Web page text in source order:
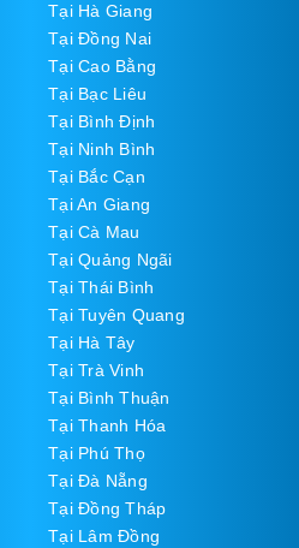
Tại Hà Giang
Tại Đồng Nai
Tại Cao Bằng
Tại Bạc Liêu
Tại Bình Định
Tại Ninh Bình
Tại Bắc Cạn
Tại An Giang
Tại Cà Mau
Tại Quảng Ngãi
Tại Thái Bình
Tại Tuyên Quang
Tại Hà Tây
Tại Trà Vinh
Tại Bình Thuận
Tại Thanh Hóa
Tại Phú Thọ
Tại Đà Nẵng
Tại Đồng Tháp
Tại Lâm Đồng